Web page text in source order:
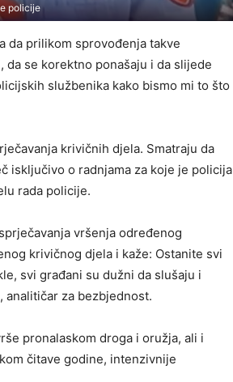
policije
da prilikom sprovođenja takve
se korektno ponašaju i da slijede
službenika kako bismo mi to što
krivičnih djela. Smatraju da
isključivo o radnjama za koje je policija
rada policije.
vršenja određenog
krivičnog djela i kaže: Ostanite svi
svi građani su dužni da slušaju i
analitičar za bezbjednost.
pronalaskom droga i oružja, ali i
čitave godine, intenzivnije